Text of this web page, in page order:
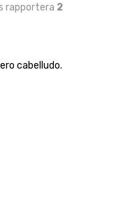
rapportera 2
cabelludo.